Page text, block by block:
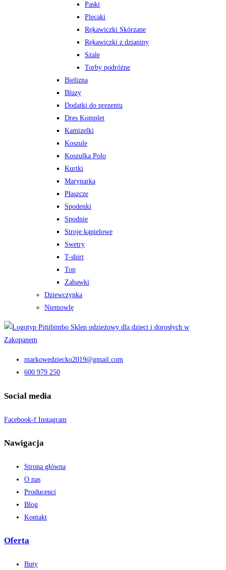
Paski
Plecaki
Rękawiczki Skórzane
Rękawiczki z dzianiny
Szale
Torby podróżne
Bielizna
Bluzy
Dodatki do prezentu
Dres Komplet
Kamizelki
Koszule
Koszulka Polo
Kurtki
Marynarka
Płaszcze
Spodenki
Spodnie
Stroje kąpielowe
Swetry
T-shirt
Top
Zabawki
Dziewczynka
Niemowlę
markowedziecko2019@gmail.com
600 979 250
Social media
Facebook-f Instagram
Nawigacja
Strona główna
O nas
Producenci
Blog
Kontakt
Oferta
Buty